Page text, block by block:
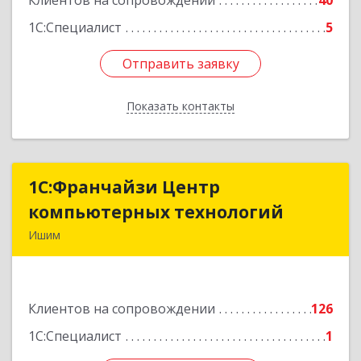
1С:Специалист
5
Отправить заявку
Показать контакты
Отправить заявку
Назад
1С:Франчайзи Центр
компьютерных технологий
Ишим
Клиентов на сопровождении
126
1С:Специалист
1
1С:Франчайзи Центр
компьютерных технологий
Подробнее